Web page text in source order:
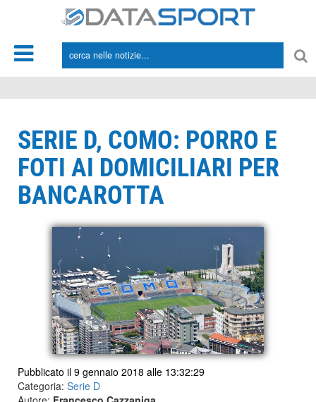
SERIE D, COMO: PORRO E
FOTI AI DOMICILIARI PER
BANCAROTTA
Pubblicato il 9 gennaio 2018 alle 13:32:29
Categoria: Serie D